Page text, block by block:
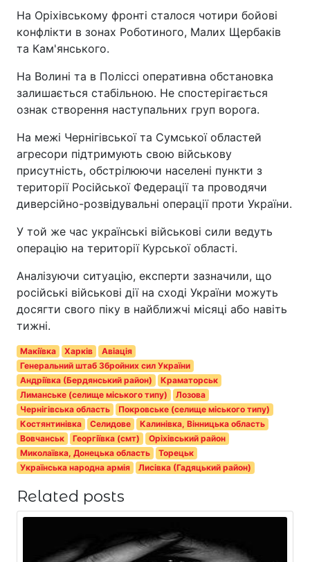
На Оріхівському фронті сталося чотири бойові
конфлікти в зонах Роботиного, Малих Щербаків
та Кам'янського.
На Волині та в Поліссі оперативна обстановка
залишається стабільною. Не спостерігається
ознак створення наступальних груп ворога.
На межі Чернігівської та Сумської областей
агресори підтримують свою військову
присутність, обстрілюючи населені пункти з
території Російської Федерації та проводячи
диверсійно-розвідувальні операції проти України.
У той же час українські військові сили ведуть
операцію на території Курської області.
Аналізуючи ситуацію, експерти зазначили, що
російські військові дії на сході України можуть
досягти свого піку в найближчі місяці або навіть
тижні.
Макіївка Харків
Авіація
Генеральний штаб Збройних сил України
Андріївка (Бердянський район)
Краматорськ
Лиманське (селище міського типу)
Лозова
Чернігівська область
Покровське (селище міського типу)
Костянтинівка
Селидове
Калинівка, Вінницька область
Вовчанськ
Георгіївка (смт)
Оріхівський район
Миколаївка, Донецька область
Торецьк
Українська народна армія
Лисівка (Гадяцький район)
Related posts